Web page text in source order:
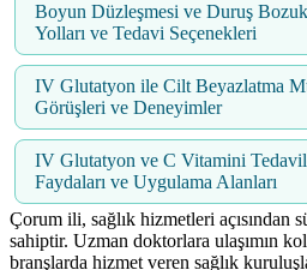
Boyun Düzleşmesi ve Duruş
Yolları ve Tedavi Seçenekleri
IV Glutatyon ile Cilt Beyazlatma
Görüşleri ve Deneyimler
IV Glutatyon ve C Vitamini
Faydaları ve Uygulama Alanları
Çorum ili, sağlık hizmetleri açısından
sahiptir. Uzman doktorlara ulaşımın
branşlarda hizmet veren sağlık